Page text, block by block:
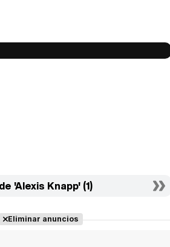
'Alexis Knapp' (1)
Eliminar anuncios